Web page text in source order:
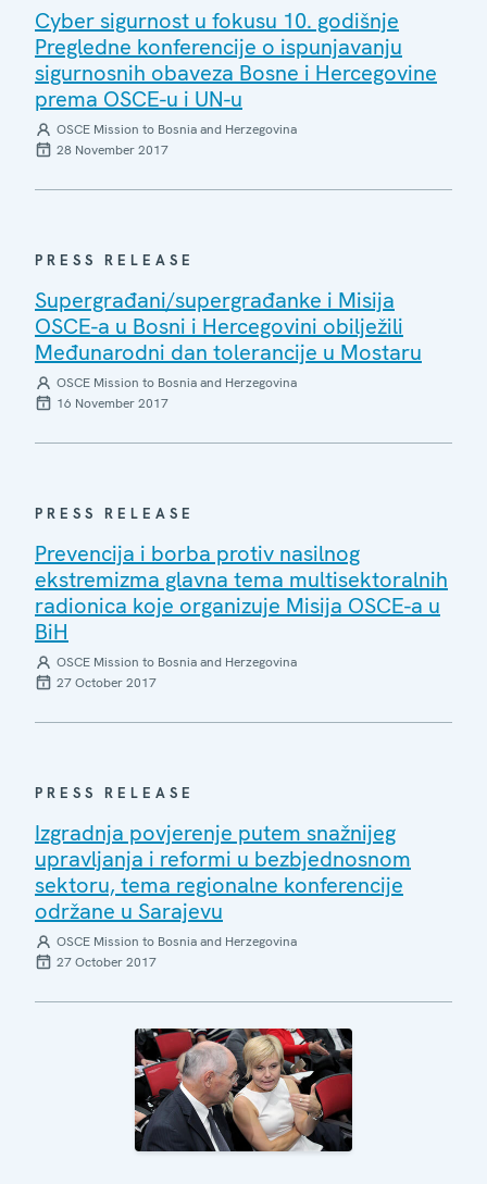
Cyber sigurnost u fokusu 10. godišnje
Pregledne konferencije o ispunjavanju
sigurnosnih obaveza Bosne i Hercegovine
prema OSCE-u i UN-u
OSCE Mission to Bosnia and Herzegovina
28 November 2017
PRESS RELEASE
Supergrađani/supergrađanke i Misija
OSCE-a u Bosni i Hercegovini obilježili
Međunarodni dan tolerancije u Mostaru
OSCE Mission to Bosnia and Herzegovina
16 November 2017
PRESS RELEASE
Prevencija i borba protiv nasilnog
ekstremizma glavna tema multisektoralnih
radionica koje organizuje Misija OSCE-a u
BiH
OSCE Mission to Bosnia and Herzegovina
27 October 2017
PRESS RELEASE
Izgradnja povjerenje putem snažnijeg
upravljanja i reformi u bezbjednosnom
sektoru, tema regionalne konferencije
održane u Sarajevu
OSCE Mission to Bosnia and Herzegovina
27 October 2017